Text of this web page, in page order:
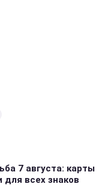
7 августа: карты
для всех знаков